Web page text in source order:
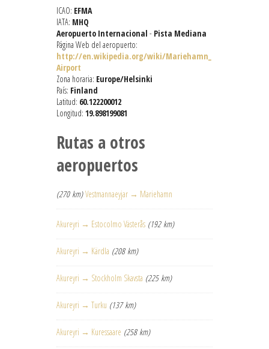
ICAO: EFMA
IATA: MHQ
Aeropuerto Internacional - Pista Mediana
Página Web del aeropuerto:
http://en.wikipedia.org/wiki/Mariehamn_
Airport
Zona horaria: Europe/Helsinki
País: Finland
Latitud: 60.122200012
Longitud: 19.898199081
Rutas a otros
aeropuertos
(270 km) Vestmannaeyjar → Mariehamn
Akureyri → Estocolmo Västerås (192 km)
Akureyri → Kärdla (208 km)
Akureyri → Stockholm Skavsta (225 km)
Akureyri → Turku (137 km)
Akureyri → Kuressaare (258 km)